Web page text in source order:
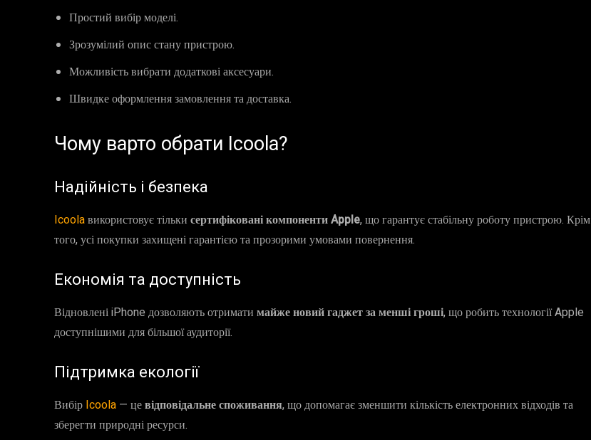
Простий вибір моделі.
Зрозумілий опис стану пристрою.
Можливість вибрати додаткові аксесуари.
Швидке оформлення замовлення та доставка.
Чому варто обрати Icoola?
Надійність і безпека
Icoolaвикористовує тільки сертифіковані компоненти Apple, що гарантує стабільну роботу пристрою. Крім
того, усі покупки захищені гарантією та прозорими умовами повернення.
Економія та доступність
Відновлені iPhone дозволяють отримати майже новий гаджет за менші гроші, що робить технології Apple
доступнішими для більшої аудиторії.
Підтримка екології
Вибір Icoola — цевідповідальне споживання, що допомагає зменшити кількість електронних відходів та
зберегти природні ресурси.